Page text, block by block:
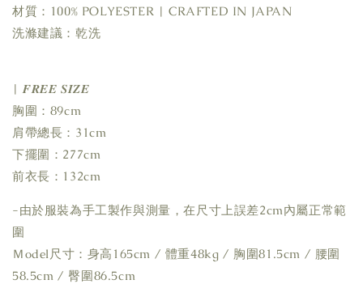
材質：100% POLYESTER | CRAFTED IN JAPAN
洗滌建議：乾洗
| 𝑭𝑹𝑬𝑬 𝑺𝑰𝒁𝑬
胸圍：89cm
肩帶總長：31cm
下擺圍：277cm
前衣長：132cm
-由於服裝為手工製作與測量，在尺寸上誤差2cm內屬正常範
圍
Ｍodel尺寸：身高165cm / 體重48kg / 胸圍81.5cm / 腰圍
58.5cm / 臀圍86.5cm